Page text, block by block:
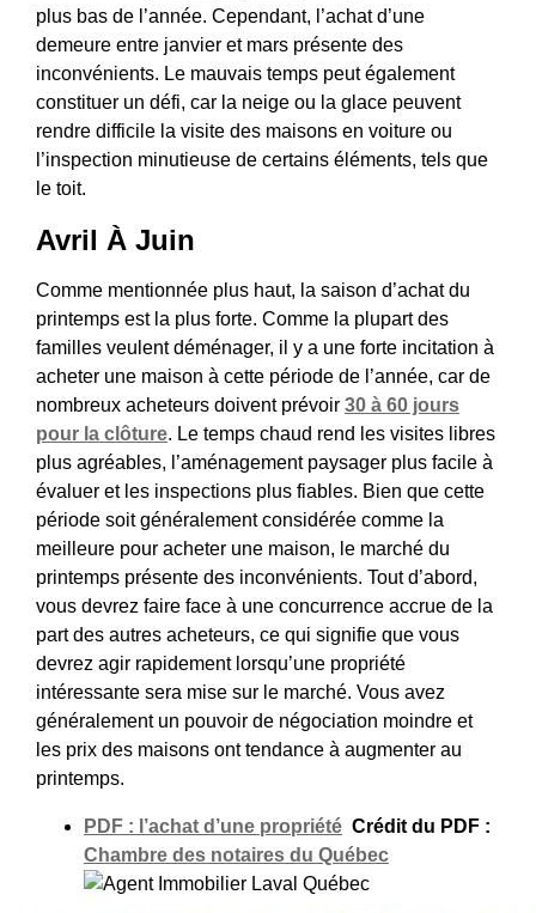
plus bas de l’année. Cependant, l’achat d’une
demeure entre janvier et mars présente des
inconvénients. Le mauvais temps peut également
constituer un défi, car la neige ou la glace peuvent
rendre difficile la visite des maisons en voiture ou
l’inspection minutieuse de certains éléments, tels que
le toit.
Avril À Juin
Comme mentionnée plus haut, la saison d’achat du
printemps est la plus forte. Comme la plupart des
familles veulent déménager, il y a une forte incitation à
acheter une maison à cette période de l’année, car de
nombreux acheteurs doivent prévoir 30 à 60 jours
pour la clôture. Le temps chaud rend les visites libres
plus agréables, l’aménagement paysager plus facile à
évaluer et les inspections plus fiables. Bien que cette
période soit généralement considérée comme la
meilleure pour acheter une maison, le marché du
printemps présente des inconvénients. Tout d’abord,
vous devrez faire face à une concurrence accrue de la
part des autres acheteurs, ce qui signifie que vous
devrez agir rapidement lorsqu’une propriété
intéressante sera mise sur le marché. Vous avez
généralement un pouvoir de négociation moindre et
les prix des maisons ont tendance à augmenter au
printemps.
PDF : l’achat d’une propriété Crédit du PDF :
Chambre des notaires du Québec